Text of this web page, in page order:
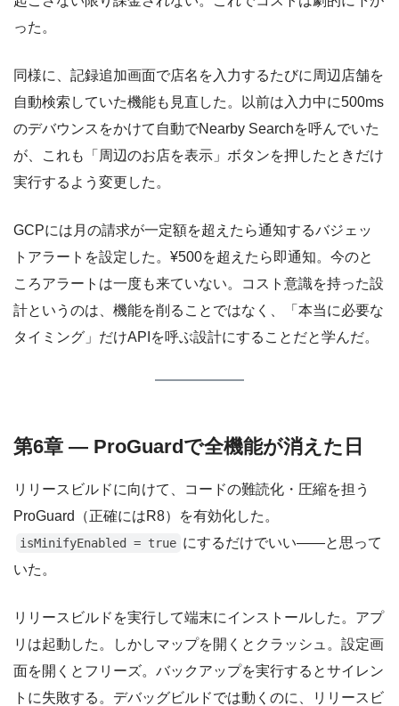
った。
同様に、記録追加画面で店名を入力するたびに周辺店舗を
自動検索していた機能も見直した。以前は入力中に500ms
のデバウンスをかけて自動でNearby Searchを呼んでいた
が、これも「周辺のお店を表示」ボタンを押したときだけ
実行するよう変更した。
GCPには月の請求が一定額を超えたら通知するバジェッ
トアラートを設定した。¥500を超えたら即通知。今のと
ころアラートは一度も来ていない。コスト意識を持った設
計というのは、機能を削ることではなく、「本当に必要な
タイミング」だけAPIを呼ぶ設計にすることだと学んだ。
第6章 — ProGuardで全機能が消えた日
リリースビルドに向けて、コードの難読化・圧縮を担う
ProGuard（正確にはR8）を有効化した。
isMinifyEnabled = true にするだけでいい——と思って
いた。
リリースビルドを実行して端末にインストールした。アプ
リは起動した。しかしマップを開くとクラッシュ。設定画
面を開くとフリーズ。バックアップを実行するとサイレン
トに失敗する。デバッグビルドでは動くのに、リリースビ